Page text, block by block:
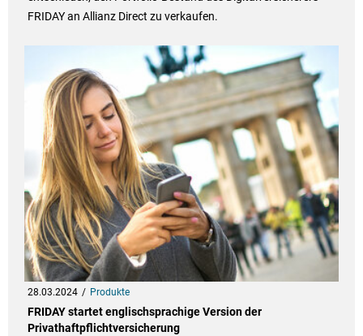
FRIDAY an Allianz Direct zu verkaufen.
28.03.2024 Produkte
FRIDAY startet englischsprachige Version der
Privathaftpflichtversicherung